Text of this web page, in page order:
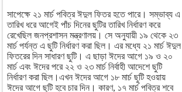
সাপেক্ষে ২১ মার্চ পবিত্র ঈদুল ফিতর হতে পারে। সম্ভাব্য এ
তারিখ ধরে আগেই পাঁচ দিনের ছুটির তারিখ নির্ধারণ করে
রেখেছিল জনপ্রশাসন মন্ত্রণালয়। সে অনুযায়ী ১৯ থেকে ২৩
মার্চ পর্যন্ত এ ছুটি নির্ধারণ করা ছিল। এর মধ্যে ২১ মার্চ ঈদুল
ফিতরের দিন সাধারণ ছুটি। এ ছাড়া ঈদের আগে ১৯ ও ২০
মার্চ এবং ঈদের পরে ২২ ও ২৩ মার্চ নির্বাহী আদেশে ছুটি
নির্ধারণ করা ছিল।এখন ঈদের আগে ১৮ মার্চ ছুটি হওয়ায়
ঈদের আগে ছুটি হবে চার দিন। কারণ, ১৭ মার্চ পবিত্র শবে